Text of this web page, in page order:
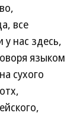
все
нас здесь,
языком
сухого